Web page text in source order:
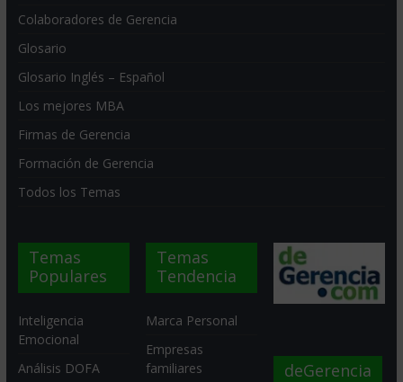
Colaboradores de Gerencia
Glosario
Glosario Inglés – Español
Los mejores MBA
Firmas de Gerencia
Formación de Gerencia
Todos los Temas
Temas
Populares
Inteligencia
Emocional
Análisis DOFA
Temas
Tendencia
Marca Personal
Empresas
familiares
deGerencia